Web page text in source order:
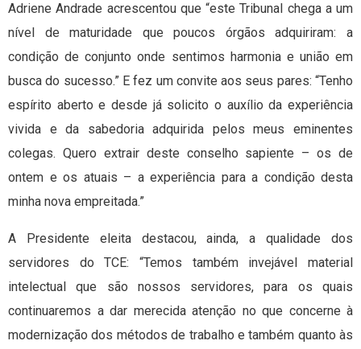
Adriene Andrade acrescentou que “este Tribunal chega a um
nível de maturidade que poucos órgãos adquiriram: a
condição de conjunto onde sentimos harmonia e união em
busca do sucesso.” E fez um convite aos seus pares: “Tenho
espírito aberto e desde já solicito o auxílio da experiência
vivida e da sabedoria adquirida pelos meus eminentes
colegas. Quero extrair deste conselho sapiente – os de
ontem e os atuais – a experiência para a condição desta
minha nova empreitada.”
A Presidente eleita destacou, ainda, a qualidade dos
servidores do TCE: “Temos também invejável material
intelectual que são nossos servidores, para os quais
continuaremos a dar merecida atenção no que concerne à
modernização dos métodos de trabalho e também quanto às